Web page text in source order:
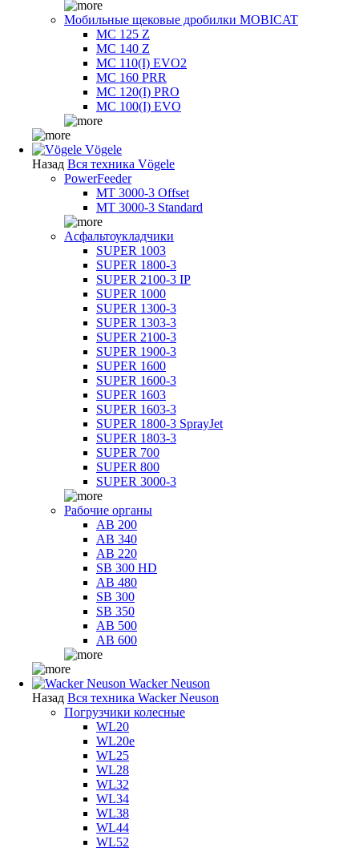
Мобильные щековые дробилки MOBICAT
MC 125 Z
MC 140 Z
MC 110(I) EVO2
MC 160 PRR
MC 120(I) PRO
MC 100(I) EVO
Vögele
Назад Вся техника Vögele
PowerFeeder
MT 3000-3 Offset
MT 3000-3 Standard
Асфальтоукладчики
SUPER 1003
SUPER 1800-3
SUPER 2100-3 IP
SUPER 1000
SUPER 1300-3
SUPER 1303-3
SUPER 2100-3
SUPER 1900-3
SUPER 1600
SUPER 1600-3
SUPER 1603
SUPER 1603-3
SUPER 1800-3 SprayJet
SUPER 1803-3
SUPER 700
SUPER 800
SUPER 3000-3
Рабочие органы
AB 200
AB 340
AB 220
SB 300 HD
AB 480
SB 300
SB 350
AB 500
AB 600
Wacker Neuson
Назад Вся техника Wacker Neuson
Погрузчики колесные
WL20
WL20e
WL25
WL28
WL32
WL34
WL38
WL44
WL52